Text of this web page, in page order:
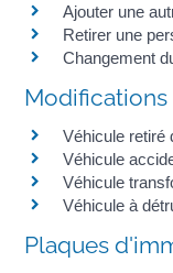
Ajouter une
Retirer une
Changement
Véhicule retiré
Véhicule
Véhicule
Véhicule à
Plaques